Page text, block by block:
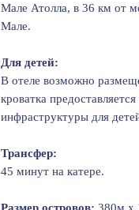
Мале Атолла, в 36 км от
Мале.
Для детей:
В отеле возможно
кроватка
инфраструктуры для
Трансфер:
45 минут на катере.